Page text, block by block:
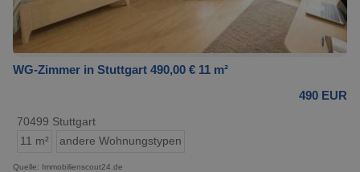
WG-Zimmer in Stuttgart 490,00 € 11 m²
490 EUR
70499 Stuttgart
11 m²
andere Wohnungstypen
Quelle: Immobilienscout24.de